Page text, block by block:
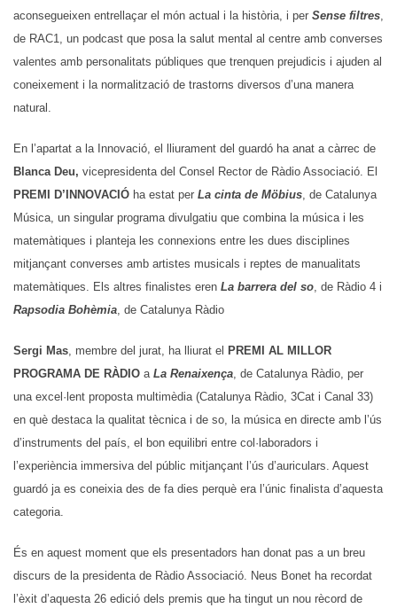
aconsegueixen entrellaçar el món actual i la història, i per Sense filtres
de RAC1, un podcast que posa la salut mental al centre amb converses
valentes amb personalitats públiques que trenquen prejudicis i ajuden al
coneixement i la normalització de trastorns diversos d’una manera
natural.
En l’apartat a la Innovació, el lliurament del guardó ha anat a càrrec de
Blanca Deu, vicepresidenta del Consel Rector de Ràdio Associació. El
PREMI D’INNOVACIÓ ha estat per La cinta de Möbius , de Catalunya
Música, un singular programa divulgatiu que combina la música i les
matemàtiques i planteja les connexions entre les dues disciplines
mitjançant converses amb artistes musicals i reptes de manualitats
matemàtiques. Els altres finalistes eren La barrera del so , de Ràdio 4 i
Rapsodia Bohèmia , de Catalunya Ràdio
Sergi Mas , membre del jurat, ha lliurat el PREMI AL MILLOR
PROGRAMA DE RÀDIO a La Renaixença , de Catalunya Ràdio, per
una excel·lent proposta multimèdia (Catalunya Ràdio, 3Cat i Canal 33)
en què destaca la qualitat tècnica i de so, la música en directe amb l’ús
d’instruments del país, el bon equilibri entre col·laboradors i
l’experiència immersiva del públic mitjançant l’ús d’auriculars. Aquest
guardó ja es coneixia des de fa dies perquè era l’únic finalista d’aquesta
categoria.
És en aquest moment que els presentadors han donat pas a un breu
discurs de la presidenta de Ràdio Associació. Neus Bonet ha recordat
l’èxit d’aquesta 26 edició dels premis que ha tingut un nou rècord de